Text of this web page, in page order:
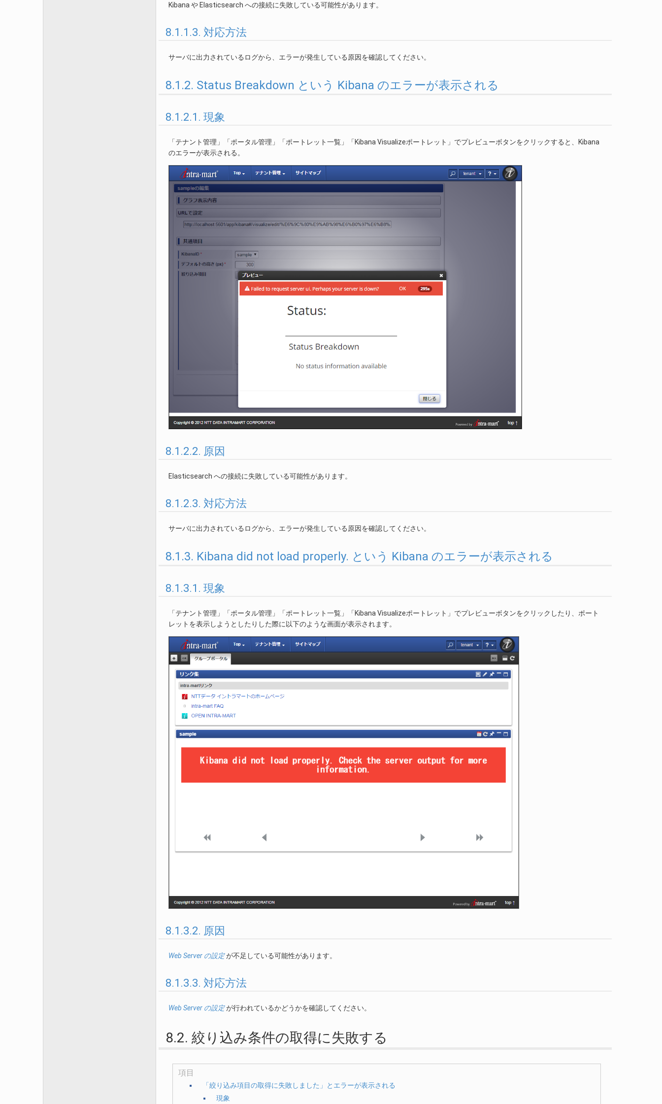
Kibana や Elasticsearch への接続に失敗している可能性があります。
8.1.1.3. 対応方法
サーバに出力されているログから、エラーが発生している原因を確認してください。
8.1.2. Status Breakdown という Kibana のエラーが表示される
8.1.2.1. 現象
「テナント管理」「ポータル管理」「ポートレット一覧」「Kibana Visualizeポートレット」でプレビューボタンをクリックすると、Kibana
のエラーが表示される。
8.1.2.2. 原因
Elasticsearch への接続に失敗している可能性があります。
8.1.2.3. 対応方法
サーバに出力されているログから、エラーが発生している原因を確認してください。
8.1.3. Kibana did not load properly. という Kibana のエラーが表示される
8.1.3.1. 現象
「テナント管理」「ポータル管理」「ポートレット一覧」「Kibana Visualizeポートレット」でプレビューボタンをクリックしたり、ポート
レットを表示しようとしたりした際に以下のような画面が表示されます。
8.1.3.2. 原因
Web Server の設定が不足している可能性があります。
8.1.3.3. 対応方法
Web Server の設定が行われているかどうかを確認してください。
8.2. 絞り込み条件の取得に失敗する
項目
「絞り込み項目の取得に失敗しました」とエラーが表示される
現象